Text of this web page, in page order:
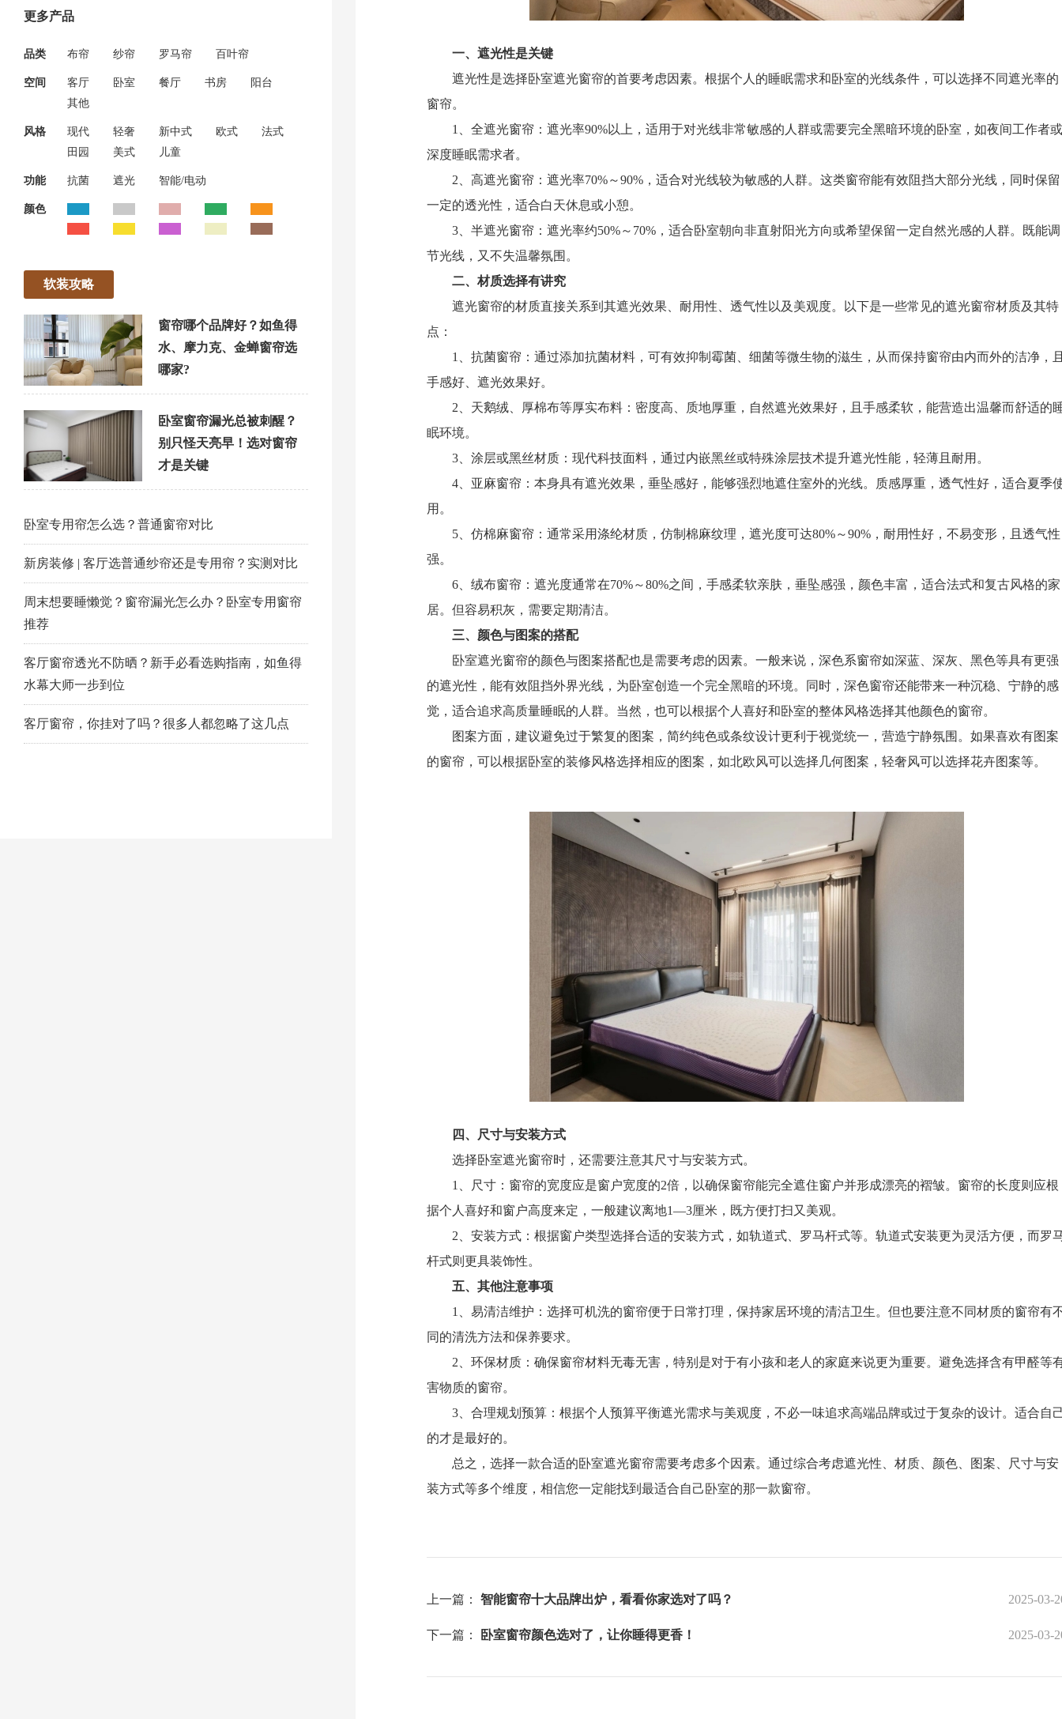
更多产品
品类 布帘 纱帘 罗马帘 百叶帘
空间 客厅 卧室 餐厅 书房
阳台
其他
风格 现代 轻奢 新中式 欧式
法式
田园
美式 儿童
功能 抗菌 遮光 智能/电动
颜色
软装攻略
窗帘哪个品牌好？如鱼得
水、摩力克、金蝉窗帘选
哪家?
卧室窗帘漏光总被刺醒？
别只怪天亮早！选对窗帘
才是关键
卧室专用帘怎么选？普通窗帘对比
新房装修 | 客厅选普通纱帘还是专用帘？实测对比
周末想要睡懒觉？窗帘漏光怎么办？卧室专用窗帘
推荐
客厅窗帘透光不防晒？新手必看选购指南，如鱼得
水幕大师一步到位
客厅窗帘，你挂对了吗？很多人都忽略了这几点
一、遮光性是关键
遮光性是选择卧室遮光窗帘的首要考虑因素。根据个人的睡眠需求和卧室的光线条件，可以选择不同遮光率的
窗帘。
1、全遮光窗帘：遮光率90%以上，适用于对光线非常敏感的人群或需要完全黑暗环境的卧室，如夜间工作者或
深度睡眠需求者。
2、高遮光窗帘：遮光率70%～90%，适合对光线较为敏感的人群。这类窗帘能有效阻挡大部分光线，同时保留
一定的透光性，适合白天休息或小憩。
3、半遮光窗帘：遮光率约50%～70%，适合卧室朝向非直射阳光方向或希望保留一定自然光感的人群。既能调
节光线，又不失温馨氛围。
二、材质选择有讲究
遮光窗帘的材质直接关系到其遮光效果、耐用性、透气性以及美观度。以下是一些常见的遮光窗帘材质及其特
点：
1、抗菌窗帘：通过添加抗菌材料，可有效抑制霉菌、细菌等微生物的滋生，从而保持窗帘由内而外的洁净，
手感好、遮光效果好。
2、天鹅绒、厚棉布等厚实布料：密度高、质地厚重，自然遮光效果好，且手感柔软，能营造出温馨而舒适的
眠环境。
3、涂层或黑丝材质：现代科技面料，通过内嵌黑丝或特殊涂层技术提升遮光性能，轻薄且耐用。
4、亚麻窗帘：本身具有遮光效果，垂坠感好，能够强烈地遮住室外的光线。质感厚重，透气性好，适合夏季
用。
5、仿棉麻窗帘：通常采用涤纶材质，仿制棉麻纹理，遮光度可达80%～90%，耐用性好，不易变形，且透气性
强。
6、绒布窗帘：遮光度通常在70%～80%之间，手感柔软亲肤，垂坠感强，颜色丰富，适合法式和复古风格的家
居。但容易积灰，需要定期清洁。
三、颜色与图案的搭配
卧室遮光窗帘的颜色与图案搭配也是需要考虑的因素。一般来说，深色系窗帘如深蓝、深灰、黑色等具有更强
的遮光性，能有效阻挡外界光线，为卧室创造一个完全黑暗的环境。同时，深色窗帘还能带来一种沉稳、宁静的感
觉，适合追求高质量睡眠的人群。当然，也可以根据个人喜好和卧室的整体风格选择其他颜色的窗帘。
图案方面，建议避免过于繁复的图案，简约纯色或条纹设计更利于视觉统一，营造宁静氛围。如果喜欢有图案
的窗帘，可以根据卧室的装修风格选择相应的图案，如北欧风可以选择几何图案，轻奢风可以选择花卉图案等。
四、尺寸与安装方式
选择卧室遮光窗帘时，还需要注意其尺寸与安装方式。
1、尺寸：窗帘的宽度应是窗户宽度的2倍，以确保窗帘能完全遮住窗户并形成漂亮的褶皱。窗帘的长度则应根
据个人喜好和窗户高度来定，一般建议离地1—3厘米，既方便打扫又美观。
2、安装方式：根据窗户类型选择合适的安装方式，如轨道式、罗马杆式等。轨道式安装更为灵活方便，而罗
杆式则更具装饰性。
五、其他注意事项
1、易清洁维护：选择可机洗的窗帘便于日常打理，保持家居环境的清洁卫生。但也要注意不同材质的窗帘有
同的清洗方法和保养要求。
2、环保材质：确保窗帘材料无毒无害，特别是对于有小孩和老人的家庭来说更为重要。避免选择含有甲醛等
害物质的窗帘。
3、合理规划预算：根据个人预算平衡遮光需求与美观度，不必一味追求高端品牌或过于复杂的设计。适合自
的才是最好的。
总之，选择一款合适的卧室遮光窗帘需要考虑多个因素。通过综合考虑遮光性、材质、颜色、图案、尺寸与安
装方式等多个维度，相信您一定能找到最适合自己卧室的那一款窗帘。
上一篇： 智能窗帘十大品牌出炉，看看你家选对了吗？ 2025-03-
下一篇： 卧室窗帘颜色选对了，让你睡得更香！ 2025-03-